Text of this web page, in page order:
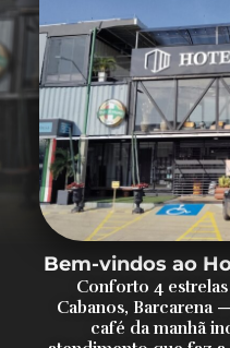
Bem-vindos ao
Conforto 4
Cabanos, Barcarena
café da manhã